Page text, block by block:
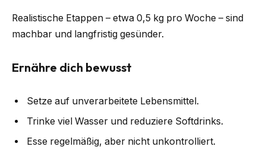
Realistische Etappen – etwa 0,5 kg pro Woche – sind
machbar und langfristig gesünder.
Ernähre dich bewusst
Setze auf unverarbeitete Lebensmittel.
Trinke viel Wasser und reduziere Softdrinks.
Esse regelmäßig, aber nicht unkontrolliert.